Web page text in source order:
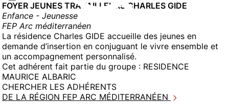
FOYER JEUNES TRAVAILLEURS CHARLES GIDE
Enfance - Jeunesse
FEP Arc méditerranéen
La résidence Charles GIDE accueille des jeunes en
demande d’insertion en conjuguant le vivre ensemble et
un accompagnement personnalisé.
Cet adhérent fait partie du groupe : RESIDENCE
MAURICE ALBARIC
CHERCHER LES ADHÉRENTS
DE LA RÉGION FEP ARC MÉDITERRANÉEN